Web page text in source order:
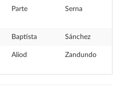
Parte Serna
Baptista Sánchez
Aliod Zandundo